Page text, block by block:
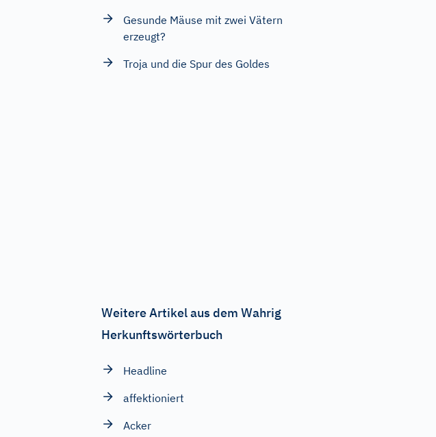
Gesunde Mäuse mit zwei Vätern
erzeugt?
Troja und die Spur des Goldes
Weitere Artikel aus dem Wahrig
Herkunftswörterbuch
Headline
affektioniert
Acker